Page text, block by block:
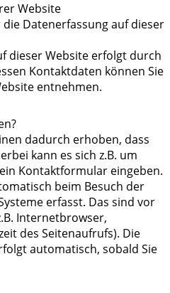
Website
Datenerfassung auf dieser
dieser Website erfolgt durch
Kontaktdaten können Sie
entnehmen.
dadurch erhoben, dass
kann es sich z.B. um
Kontaktformular eingeben.
beim Besuch der
erfasst. Das sind vor
Internetbrowser,
des Seitenaufrufs). Die
automatisch, sobald Sie